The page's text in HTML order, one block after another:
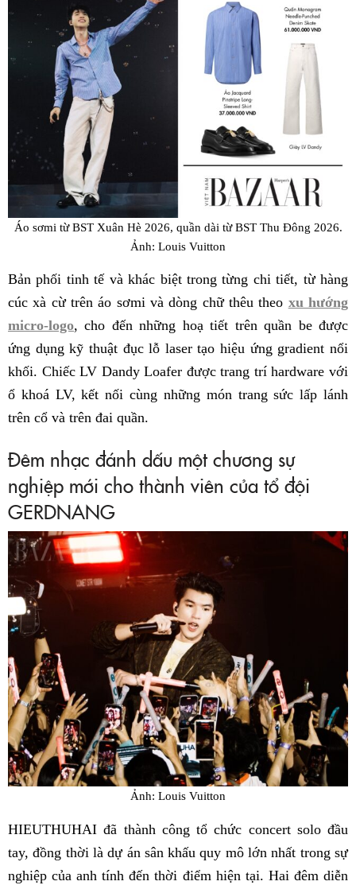
Áo sơmi từ BST Xuân Hè 2026, quần dài từ BST Thu Đông 2026.
Ảnh: Louis Vuitton
Bản phối tinh tế và khác biệt trong từng chi tiết, từ hàng
cúc xà cừ trên áo sơmi và dòng chữ thêu theo xu hướng
micro-logo, cho đến những hoạ tiết trên quần be được
ứng dụng kỹ thuật đục lỗ laser tạo hiệu ứng gradient nổi
khối. Chiếc LV Dandy Loafer được trang trí hardware với
ổ khoá LV, kết nối cùng những món trang sức lấp lánh
trên cổ và trên đai quần.
Đêm nhạc đánh dấu một chương sự
nghiệp mới cho thành viên của tổ đội
GERDNANG
Ảnh: Louis Vuitton
HIEUTHUHAI đã thành công tổ chức concert solo đầu
tay, đồng thời là dự án sân khấu quy mô lớn nhất trong sự
nghiệp của anh tính đến thời điểm hiện tại. Hai đêm diễn